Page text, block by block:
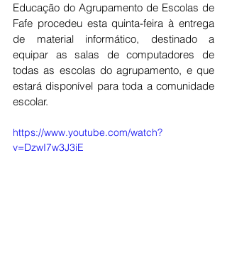
Educação do Agrupamento de Escolas de
Fafe procedeu esta quinta-feira à entrega
de material informático, destinado a
equipar as salas de computadores de
todas as escolas do agrupamento, e que
estará disponível para toda a comunidade
escolar.
https://www.youtube.com/watch?
v=DzwI7w3J3iE